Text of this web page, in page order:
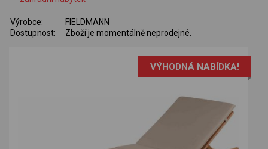
Výrobce:
FIELDMANN
Dostupnost:
Zboží je momentálně neprodejné.
VÝHODNÁ NABÍDKA!